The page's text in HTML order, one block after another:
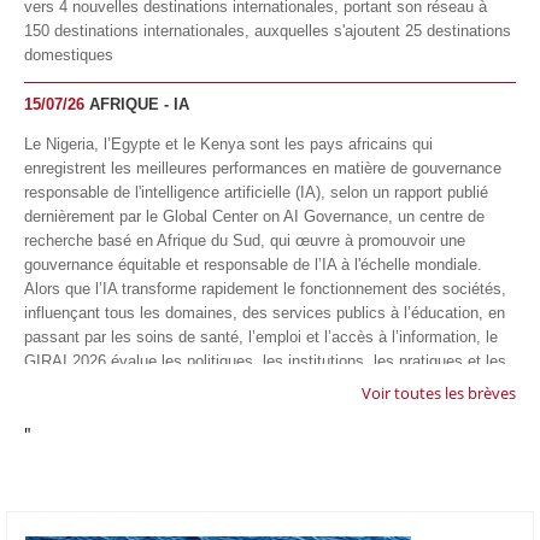
vers 4 nouvelles destinations internationales, portant son réseau à
150 destinations internationales, auxquelles s'ajoutent 25 destinations
domestiques
15/07/26 AFRIQUE - IA
Le Nigeria, l’Egypte et le Kenya sont les pays africains qui
enregistrent les meilleures performances en matière de gouvernance
responsable de l'intelligence artificielle (IA), selon un rapport publié
dernièrement par le Global Center on AI Governance, un centre de
recherche basé en Afrique du Sud, qui œuvre à promouvoir une
gouvernance équitable et responsable de l’IA à l'échelle mondiale.
Alors que l’IA transforme rapidement le fonctionnement des sociétés,
influençant tous les domaines, des services publics à l’éducation, en
passant par les soins de santé, l’emploi et l’accès à l’information, le
GIRAI 2026 évalue les politiques, les institutions, les pratiques et les
conditions générales de gouvernance qui favorisent un déploiement
technologie.
Voir toutes les brèves
"